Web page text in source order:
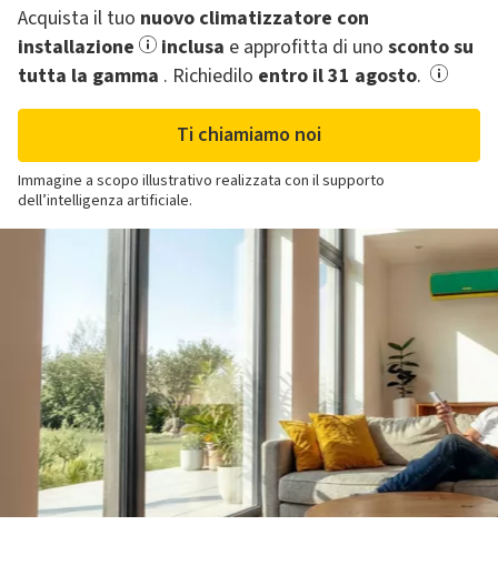
Acquista il tuo nuovo climatizzatore con
installazione
inclusa e approfitta di uno sconto su
tutta la gamma .​ Richiedilo entro il 31 agosto.
Ti chiamiamo noi
Immagine a scopo illustrativo realizzata con il supporto
dell’intelligenza artificiale.